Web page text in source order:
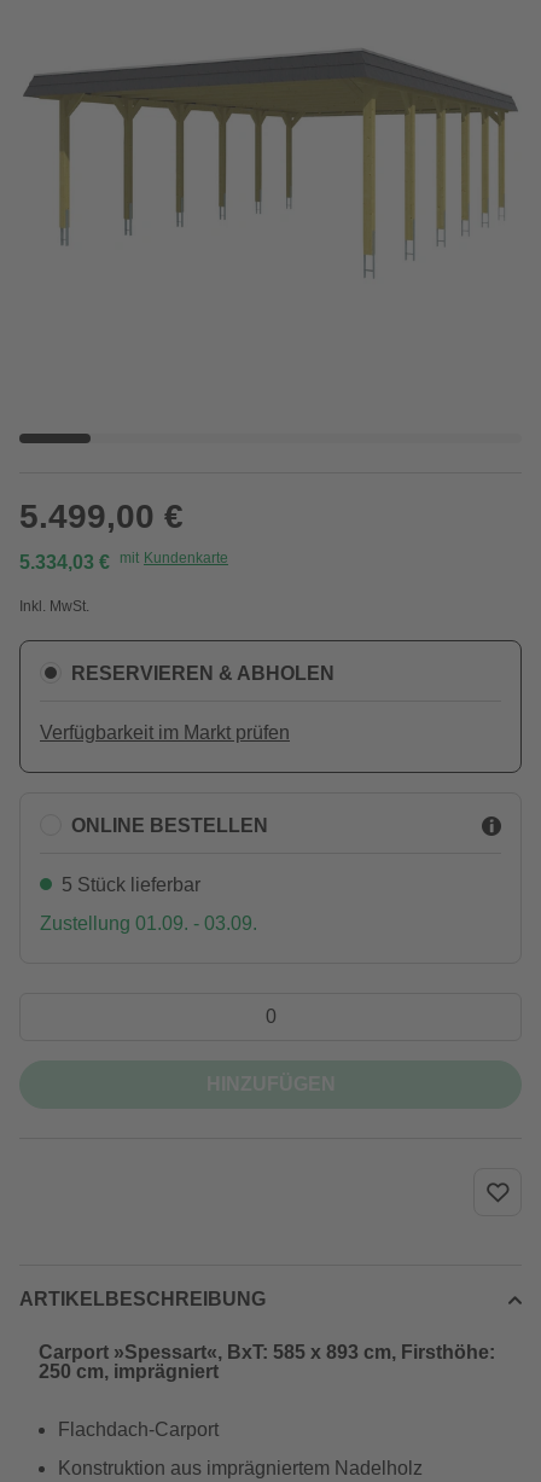
5.499,00 €
5.334,03 € mit Kundenkarte
Inkl. MwSt.
RESERVIEREN & ABHOLEN
Verfügbarkeit im Markt prüfen
ONLINE BESTELLEN
5 Stück lieferbar
Zustellung 01.09. - 03.09.
ARTIKELBESCHREIBUNG
Carport »Spessart«, BxT: 585 x 893 cm, Firsthöhe:
250 cm, imprägniert
Flachdach-Carport
Konstruktion aus imprägniertem Nadelholz